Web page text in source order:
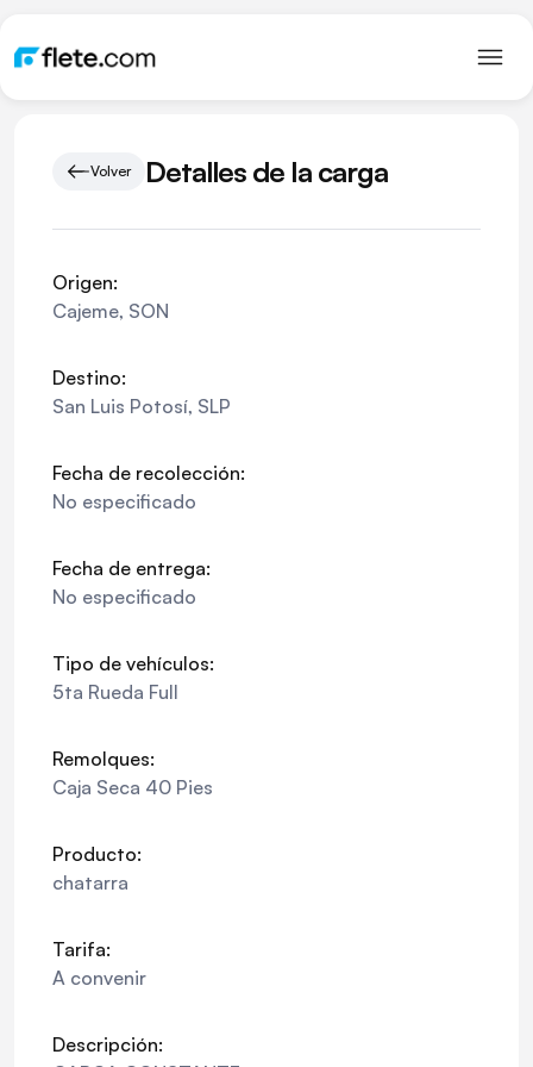
Volver Detalles de la carga
Origen:
Cajeme, SON
Destino:
San Luis Potosí, SLP
Fecha de recolección:
No especificado
Fecha de entrega:
No especificado
Tipo de vehículos:
5ta Rueda Full
Remolques:
Caja Seca 40 Pies
Producto:
chatarra
Tarifa:
A convenir
Descripción: